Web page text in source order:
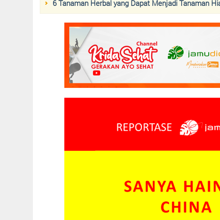
6 Tanaman Herbal yang Dapat Menjadi Tanaman